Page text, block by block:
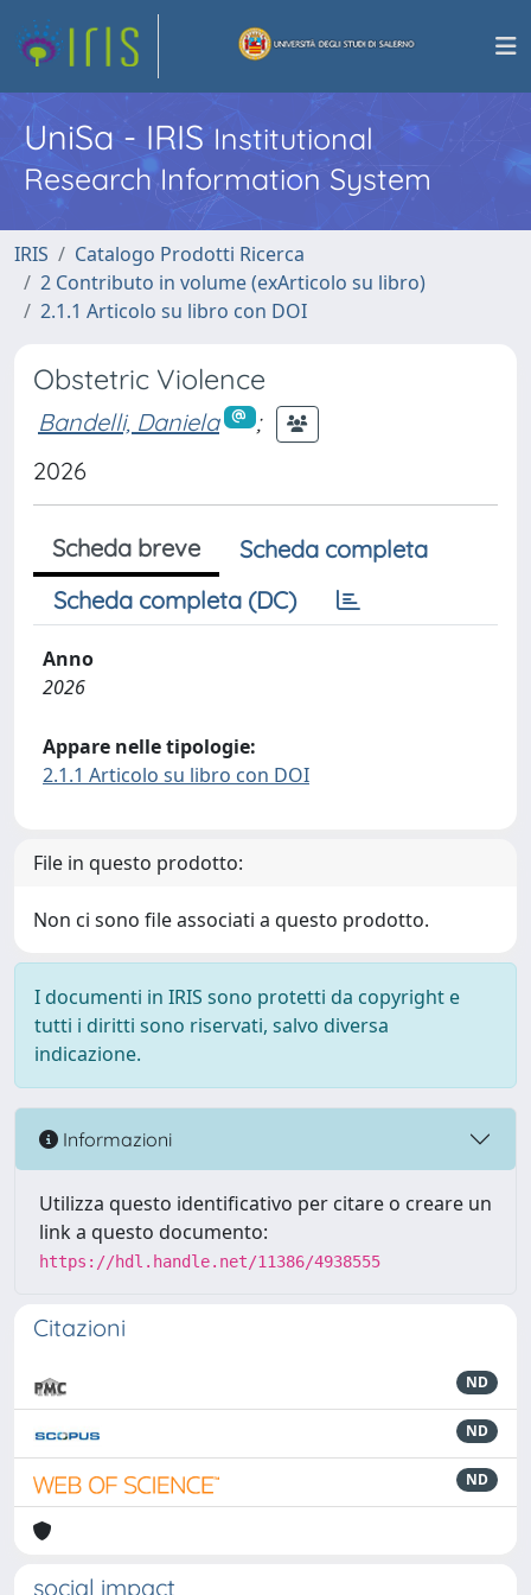
UniSa - IRISInstitutional
Research Information System
IRIS
Catalogo Prodotti Ricerca
2 Contributo in volume (exArticolo su libro)
2.1.1 Articolo su libro con DOI
Obstetric Violence
Bandelli, Daniela
;
2026
Scheda breve
Scheda completa
Scheda completa (DC)
Anno
2026
Appare nelle tipologie:
2.1.1 Articolo su libro con DOI
File in questo prodotto:
Non ci sono file associati a questo prodotto.
I documenti in IRIS sono protetti da copyright e
tutti i diritti sono riservati, salvo diversa
indicazione.
Informazioni
Utilizza questo identificativo per citare o creare un
link a questo documento:
https://hdl.handle.net/11386/4938555
Citazioni
ND
ND
ND
social impact